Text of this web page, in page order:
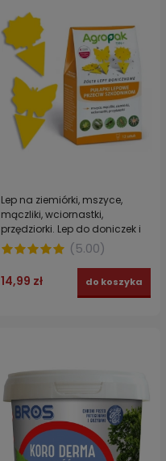
Lep na ziemiórki, mszyce,
mączliki, wciornastki,
przędziorki. Lep do doniczek i
szklarni AGROPAK 12 szt.
(5.00)
14,99 zł do koszyka